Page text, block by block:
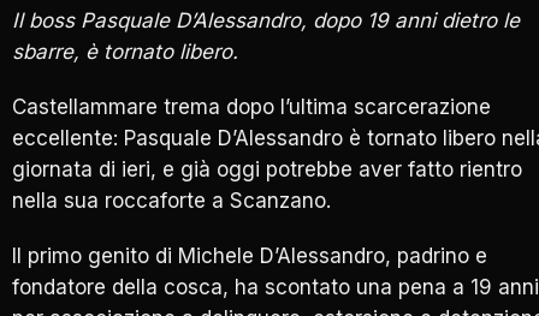
Il boss Pasquale D’Alessandro, dopo 19 anni dietro le
sbarre, è tornato libero.
Castellammare trema dopo l’ultima scarcerazione
eccellente: Pasquale D’Alessandro è tornato libero
giornata di ieri, e già oggi potrebbe aver fatto rientro
nella sua roccaforte a Scanzano.
Il primo genito di Michele D’Alessandro, padrino e
fondatore della cosca, ha scontato una pena a 19 anni